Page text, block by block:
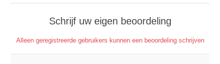
Schrijf uw eigen beoordeling
Alleen geregistreerde gebruikers kunnen een beoordeling schrijven